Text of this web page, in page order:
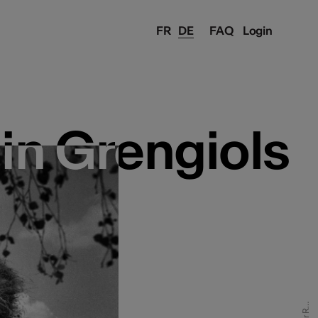
FAQ Login
FR DE
Grengiols
C
o
i
Grengiols